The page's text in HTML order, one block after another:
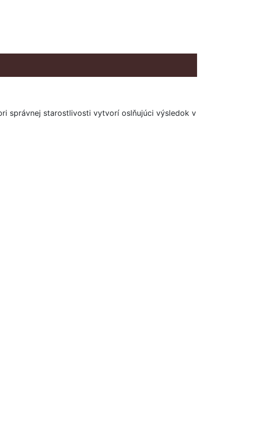
správnej starostlivosti vytvorí oslňujúci výsledok v